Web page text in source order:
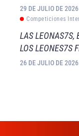
29 DE JULIO DE 2026
Competiciones
LAS LEONAS7S,
LOS LEONES7S
26 DE JULIO DE 2026